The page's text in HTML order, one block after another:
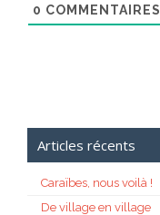
0 COMMENTAIRES
Articles récents
Caraïbes, nous voilà !
De village en village